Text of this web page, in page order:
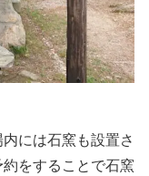
には石窯も設置さ
をすることで石窯